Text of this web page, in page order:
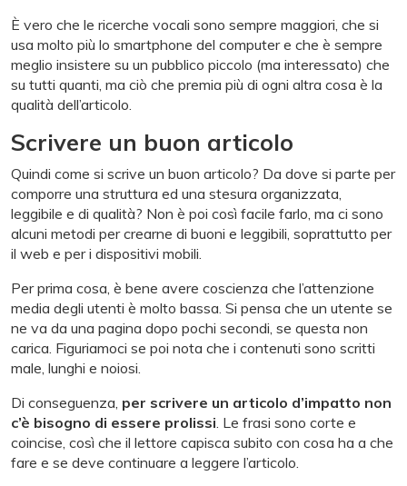
È vero che le ricerche vocali sono sempre maggiori, che si
usa molto più lo smartphone del computer e che è sempre
meglio insistere su un pubblico piccolo (ma interessato) che
su tutti quanti, ma ciò che premia più di ogni altra cosa è la
qualità dell’articolo.
Scrivere un buon articolo
Quindi come si scrive un buon articolo? Da dove si parte per
comporre una struttura ed una stesura organizzata,
leggibile e di qualità? Non è poi così facile farlo, ma ci sono
alcuni metodi per crearne di buoni e leggibili, soprattutto per
il web e per i dispositivi mobili.
Per prima cosa, è bene avere coscienza che l’attenzione
media degli utenti è molto bassa. Si pensa che un utente se
ne va da una pagina dopo pochi secondi, se questa non
carica. Figuriamoci se poi nota che i contenuti sono scritti
male, lunghi e noiosi.
Di conseguenza, per scrivere un articolo d’impatto non
c’è bisogno di essere prolissi . Le frasi sono corte e
coincise, così che il lettore capisca subito con cosa ha a che
fare e se deve continuare a leggere l’articolo.